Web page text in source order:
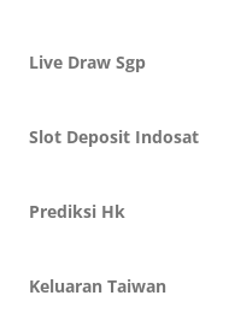
Live Draw Sgp
Slot Deposit Indosat
Prediksi Hk
Keluaran Taiwan